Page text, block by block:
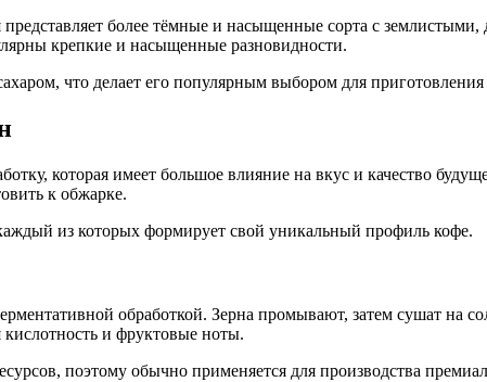
более тёмные и насыщенные сорта с
крепкие и насыщенные разновидности.
что делает его популярным выбором для
которая имеет большое влияние на вкус и качество
к обжарке.
из которых формирует свой уникальный профиль кофе.
обработкой. Зерна промывают, затем сушат на
кислотность и фруктовые ноты.
поэтому обычно применяется для производства